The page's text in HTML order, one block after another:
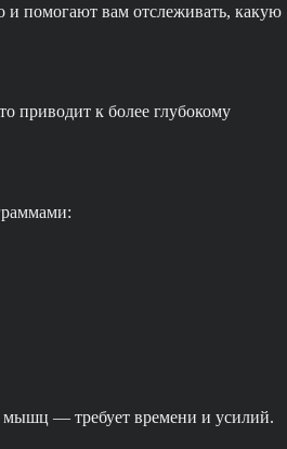
и помогают вам отслеживать, какую
приводит к более глубокому
мышц — требует времени и усилий.